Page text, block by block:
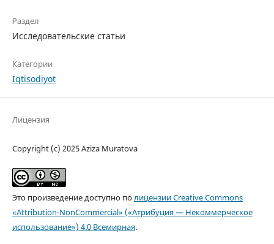
Раздел
Исследовательские статьи
Категории
Iqtisodiyot
Лицензия
Copyright (c) 2025 Aziza Muratova
Это произведение доступно полицензии Creative Commons
«Attribution-NonCommercial» («Атрибуция — Некоммерческое
использование») 4.0 Всемирная.